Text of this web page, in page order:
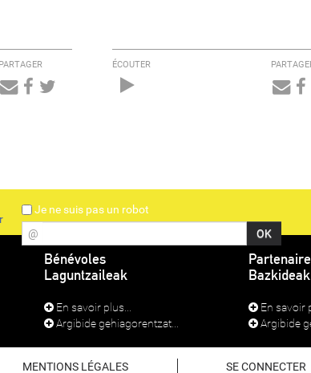
PARTAGER ÉCOUTER
Je ne suis pas un robot
@
Bénévoles
Laguntzaileak
En savoir plus...
Argibide gehiagorentzat...
Bazkideak
En savoir
Argibide
MENTIONS LÉGALES SE CONNECTER